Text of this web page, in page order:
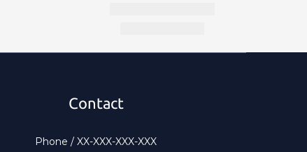
Contact
Phone / XX-XXX-XXX-XXX